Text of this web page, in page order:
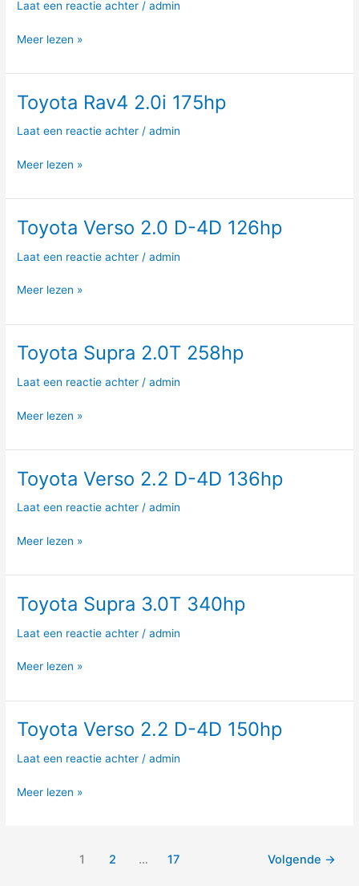
Laat een reactie achter /admin
2.2
4D
Meer lezen »
Toyota Rav4 2.0i 175hp
Laat een reactie achter /admin
Toyota
Rav4
2.0i
Meer lezen »
Toyota Verso 2.0 D-4D 126hp
Laat een reactie achter /admin
Toyota
Verso
2.0
4D
Meer lezen »
Toyota Supra 2.0T 258hp
Laat een reactie achter /admin
Toyota
Supra
2.0T
Meer lezen »
Toyota Verso 2.2 D-4D 136hp
Laat een reactie achter /admin
Toyota
Verso
2.2
4D
Meer lezen »
Toyota Supra 3.0T 340hp
Laat een reactie achter /admin
Toyota
Supra
3.0T
Meer lezen »
Toyota Verso 2.2 D-4D 150hp
Laat een reactie achter /admin
Toyota
Verso
2.2
4D
Meer lezen »
1 2 … 17 Volgende →